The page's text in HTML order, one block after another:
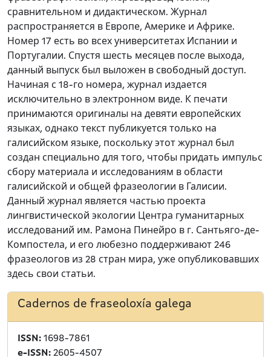
сравнительном и дидактическом. Журнал
распространяется в Европе, Америке и Африке.
Номер 17 есть во всех университетах Испании и
Португалии. Спустя шесть месяцев после выхода,
данный выпуск был выложен в свободный доступ.
Начиная с 18-го номера, журнал издается
исключительно в электронном виде. К печати
принимаются оригиналы на девяти европейских
языках, однако текст публикуется только на
галисийском языке, поскольку этот журнал был
создан специально для того, чтобы придать импульс
сбору материала и исследованиям в области
галисийской и общей фразеологии в Галисии.
Данный журнал является частью проекта
лингвистической экологии Центра гуманитарных
исследований им. Рамона Пинейро в г. Сантьяго-де-
Компостела, и его любезно поддерживают 246
фразеологов из 28 стран мира, уже опубликовавших
здесь свои статьи.
Cadernos de fraseoloxía galega
ISSN: 1698-7861
e-ISSN: 2605-4507